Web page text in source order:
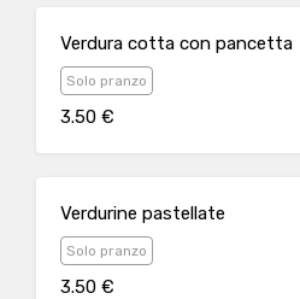
Verdura cotta con pancetta
Solo pranzo
3.50 €
Verdurine pastellate
Solo pranzo
3.50 €